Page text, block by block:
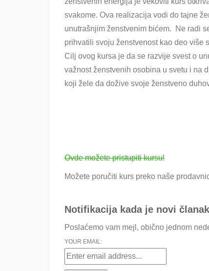
svakome. Ova realizacija vodi do tajne
unutrašnjim ženstvenim bićem. Ne radi
prihvatili svoju ženstvenost kao deo više
Cilj ovog kursa je da se razvije svest o
važnost ženstvenih osobina u svetu i na
koji žele da dožive svoje ženstveno
Ovde možete pristupiti kursu!
Možete poručiti kurs preko naše
Notifikacija kada je novi
Poslaćemo vam mejl, obično jednom
YOUR EMAIL: